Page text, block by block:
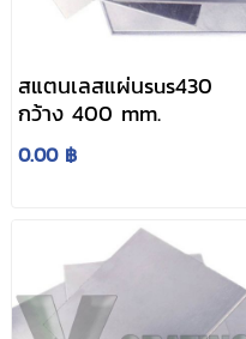
สแตนเลสแผ่นsus430
กว้าง 400 mm.
0.00 ฿